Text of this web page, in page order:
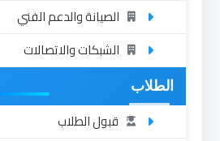
الصيانة والدعم الفني
الشبكات والاتصالات
الطلاب
قبول الطلاب